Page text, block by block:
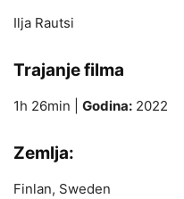
Ilja Rautsi
Trajanje filma
1h 26min | Godina: 2022
Zemlja:
Finlan, Sweden